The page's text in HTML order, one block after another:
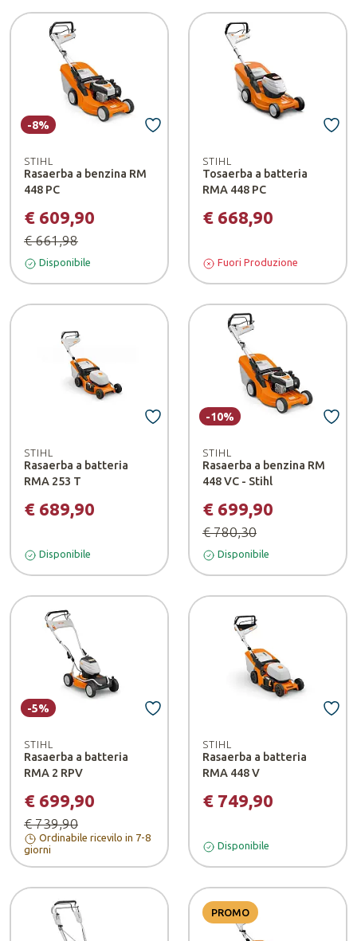
STIHL
Rasaerba a benzina RM
448 PC
€ 609,90
€ 661,98
-8%
Disponibile
STIHL
Tosaerba a batteria
RMA 448 PC
€ 668,90
Fuori Produzione
STIHL
Rasaerba a batteria
RMA 253 T
€ 689,90
Disponibile
STIHL
Rasaerba a benzina RM
448 VC - Stihl
€ 699,90
€ 780,30
-10%
Disponibile
STIHL
Rasaerba a batteria
RMA 2 RPV
€ 699,90
€ 739,90
-5%
Ordinabile ricevilo in 7-8
giorni
STIHL
Rasaerba a batteria
RMA 448 V
€ 749,90
Disponibile
PROMO